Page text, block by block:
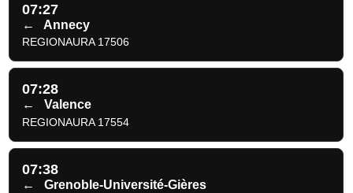
07:27
← Annecy
REGIONAURA 17506
07:28
← Valence
REGIONAURA 17554
07:38
← Grenoble-Université-Gières